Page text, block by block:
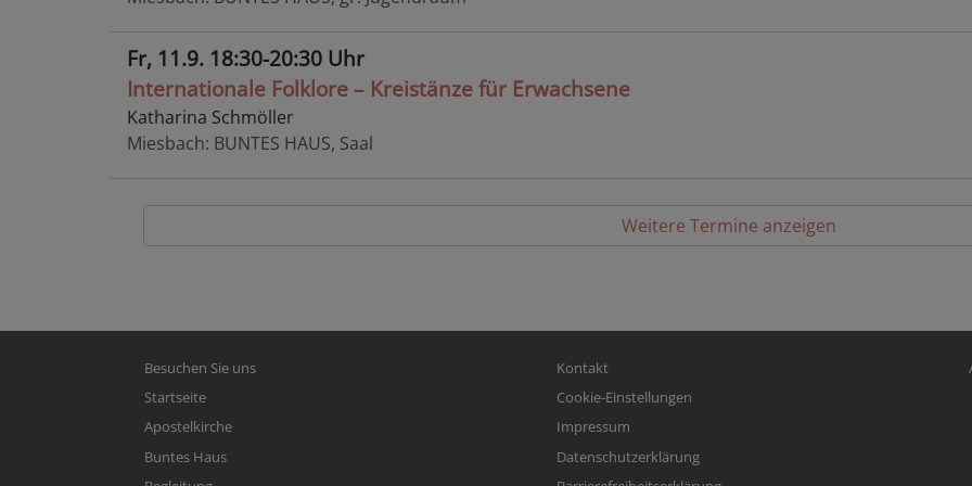
Fr, 11.9. 18:30-20:30 Uhr
Internationale Folklore – Kreistänze für Erwachsene
Katharina Schmöller
Miesbach BUNTES HAUS, Saal
Weitere Termine anzeigen
Hauptnavigation
Besuchen Sie uns
Startseite
Apostelkirche
Buntes Haus
Fußbereichsmenü
Kontakt
Cookie-Einstellungen
Impressum
Datenschutzerklärung